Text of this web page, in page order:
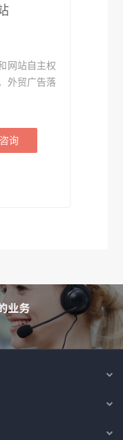
网站自主权
外贸广告落
询